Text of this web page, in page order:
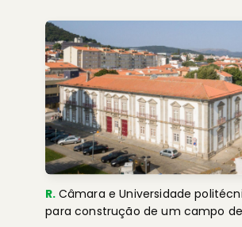
R. Câmara e Universidade
para construção de um campo